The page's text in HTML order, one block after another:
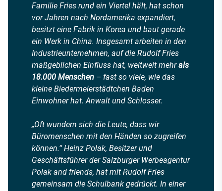
Familie Fries rund ein Viertel hält, hat schon
vor Jahren nach Nordamerika expandiert,
besitzt eine Fabrik in Korea und baut gerade
ein Werk in China. Insgesamt arbeiten in den
Industrieunternehmen, auf die Rudolf Fries
maßgeblichen Einfluss hat, weltweit mehrals
18.000 Menschen – fast so viele, wie das
kleine Biedermeierstädtchen Baden
Einwohner hat. Anwalt und Schlosser.
„Oft wundern sich die Leute, dass wir
Büromenschen mit den Händen so zugreifen
können.“ Heinz Polak, Besitzer und
Geschäftsführer der Salzburger Werbeagentur
Polak and friends, hat mit Rudolf Fries
gemeinsam die Schulbank gedrückt. In einer